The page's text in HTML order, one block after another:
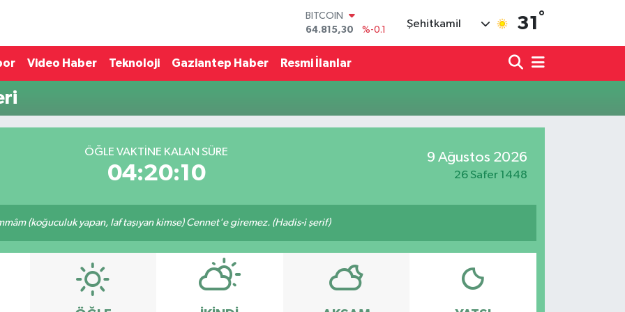
BITCOIN
64.815,30
%-0.1
DOLAR
47,7436
64,4811
%0.38
GRAM ALTIN
Şehitkamil 31 °
Video Haber Teknoloji Gaziantep Haber Resmi İlanlar
ÖĞLE VAKTINE KALAN SÜRE
04:20:10
9 Ağustos 2026
26 Safer 1448
(koğuculuk yapan, laf taşıyan kimse) Cennet'e giremez. (Hadis-i şerif)